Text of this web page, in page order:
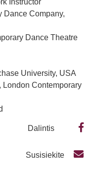
Instructor
Dance Company,
Dance Theatre
University, USA
London Contemporary
Dalintis
Susisiekite